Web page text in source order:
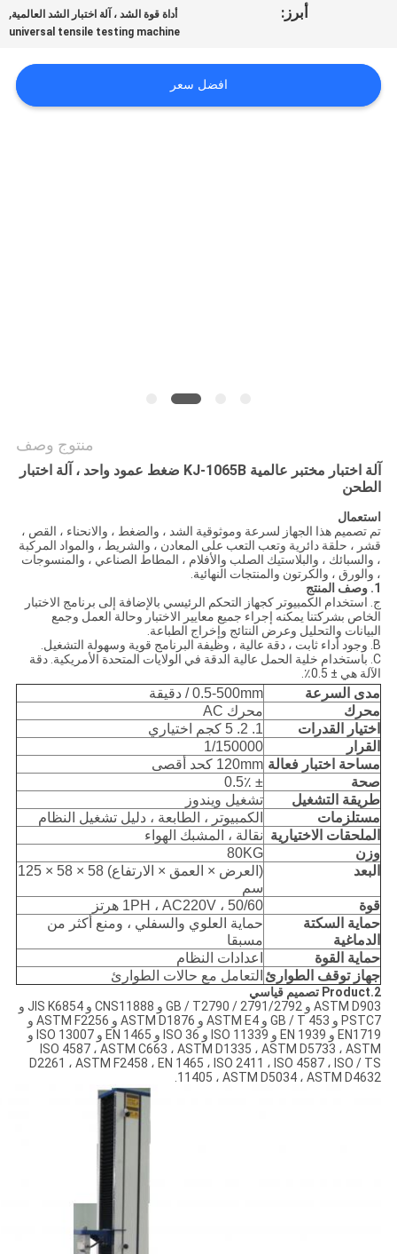
الموقع
PRIVACY
أبرز: أداة قوة الشد ، آلة اختبار الشد العالمية,
universal tensile testing machine
افضل سعر
منتوج وصف
آلة اختبار مختبر عالمية KJ-1065B ضغط عمود واحد ، آلة اختبار
الطحن
استعمال
تم تصميم هذا الجهاز لسرعة وموثوقية الشد ، والضغط ، والانحناء ، القص ،
قشر ، حلقة دائرية وتعب التعب على المعادن ، والشريط ، والمواد المركبة
، والسبائك ، والبلاستيك الصلب والأفلام ، المطاط الصناعي ، والمنسوجات
، والورق ، والكرتون والمنتجات النهائية.
1. وصف المنتج
ج. استخدام الكمبيوتر كجهاز التحكم الرئيسي بالإضافة إلى برنامج الاختبار
الخاص بشركتنا يمكنه إجراء جميع معايير الاختبار وحالة العمل وجمع
البيانات والتحليل وعرض النتائج وإخراج الطباعة.
B. وجود أداء ثابت ، دقة عالية ، وظيفة البرنامج قوية وسهولة التشغيل.
C. باستخدام خلية الحمل عالية الدقة في الولايات المتحدة الأمريكية. دقة
الآلة هي ± 0.5٪.
مدى السرعة
0.5-500mm / دقيقة
محرك
محرك AC
اختيار القدرات
1. 2. 5 كجم اختياري
القرار
1/150000
مساحة اختبار فعالة 120mm كحد أقصى
صحة
± 0.5٪
طريقة التشغيل
تشغيل ويندوز
مستلزمات
الكمبيوتر ، الطابعة ، دليل تشغيل النظام
الملحقات الاختيارية نقالة ، المشبك الهواء
وزن
80KG
البعد
(العرض × العمق × الارتفاع) 58 × 58 × 125
سم
قوة
1PH ، AC220V ، 50/60 هرتز
حماية السكتة
الدماغية
حماية العلوي والسفلي ، ومنع أكثر من
مسبقا
حماية القوة
اعدادات النظام
جهاز توقف الطوارئ التعامل مع حالات الطوارئ
2.Product تصميم قياسي
ASTM D903 و GB / T2790 / 2791/2792 و CNS11888 و JIS K6854 و
PSTC7 و GB / T 453 و ASTM E4 و ASTM D1876 و ASTM F2256 و
EN1719 و EN 1939 و ISO 11339 و ISO 36 و EN 1465 و ISO 13007 و
ISO 4587 ، ASTM C663 ، ASTM D1335 ، ASTM D5733 ، ASTM
D2261 ، ASTM F2458 ، EN 1465 ، ISO 2411 ، ISO 4587 ، ISO / TS
11405 ، ASTM D5034 ، ASTM D4632.